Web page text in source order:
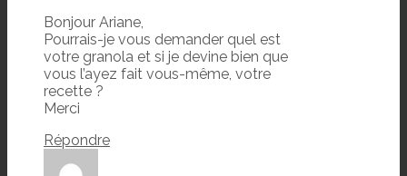
Bonjour Ariane,
Pourrais-je vous demander quel est
votre granola et si je devine bien que
vous l’ayez fait vous-même, votre
recette ?
Merci
Répondre